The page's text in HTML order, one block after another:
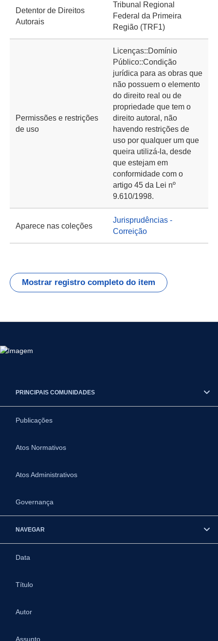
Detentor de Direitos
Autorais
Tribunal Regional
Federal da Primeira
Região (TRF1)
Permissões e restrições
de uso
Licenças::Domínio
Público::Condição
jurídica para as obras que
não possuem o elemento
do direito real ou de
propriedade que tem o
direito autoral, não
havendo restrições de
uso por qualquer um que
queira utilizá-la, desde
que estejam em
conformidade com o
artigo 45 da Lei nº
9.610/1998.
Aparece nas coleções
Jurisprudências -
Correição
Mostrar registro completo do item
PRINCIPAIS COMUNIDADES
Publicações
Atos Normativos
Atos Administrativos
Governança
NAVEGAR
Data
Título
Autor
Assunto